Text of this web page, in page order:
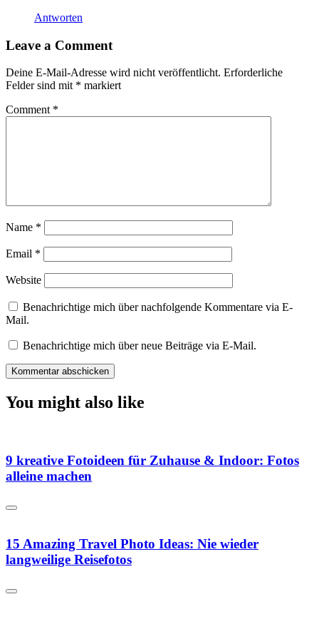
Antworten
Leave a Comment
Deine E-Mail-Adresse wird nicht veröffentlicht. Erforderliche
Felder sind mit * markiert
Comment *
Name *
Email *
Website
Benachrichtige mich über nachfolgende Kommentare via E-
Mail.
Benachrichtige mich über neue Beiträge via E-Mail.
You might also like
9 kreative Fotoideen für Zuhause & Indoor: Fotos
alleine machen
15 Amazing Travel Photo Ideas: Nie wieder
langweilige Reisefotos